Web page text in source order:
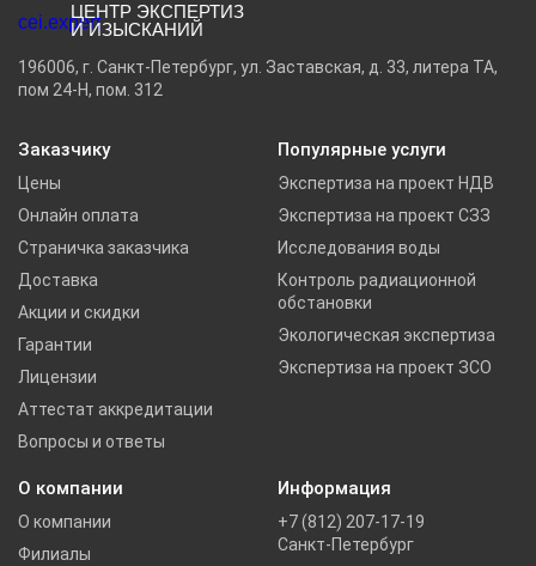
ЦЕНТР ЭКСПЕРТИЗ
И ИЗЫСКАНИЙ
196006, г. Санкт-Петербург, ул. Заставская, д. 33, литера ТА,
пом 24-Н, пом. 312
Заказчику
Цены
Онлайн оплата
Страничка заказчика
Доставка
Акции и скидки
Гарантии
Лицензии
Аттестат аккредитации
Вопросы и ответы
Популярные услуги
Экспертиза на проект НДВ
Экспертиза на проект СЗЗ
Исследования воды
Контроль радиационной
обстановки
Экологическая экспертиза
Экспертиза на проект ЗСО
О компании
О компании
Филиалы
Информация
+7 (812) 207-17-19
Санкт-Петербург